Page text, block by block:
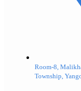
Room-8,
Township,